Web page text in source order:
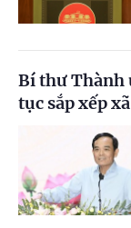
Bí thư Thành
tục sắp xếp